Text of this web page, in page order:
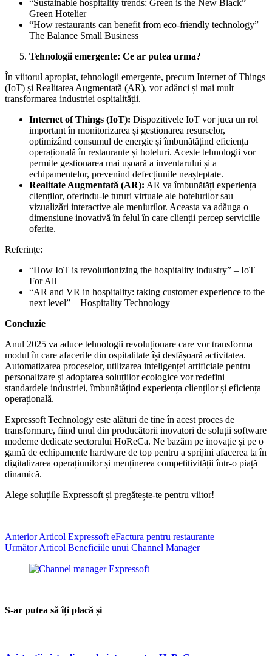
“Sustainable hospitality trends: Green is the New Black” –
Green Hotelier
“How restaurants can benefit from eco-friendly technology” –
The Balance Small Business
Tehnologii emergente: Ce ar putea urma?
În viitorul apropiat, tehnologii emergente, precum Internet of Things
(IoT) și Realitatea Augmentată (AR), vor adânci și mai mult
transformarea industriei ospitalității.
Internet of Things (IoT): Dispozitivele IoT vor juca un rol
important în monitorizarea și gestionarea resurselor,
optimizând consumul de energie și îmbunătățind eficiența
operațională în restaurante și hoteluri. Aceste tehnologii vor
permite gestionarea mai ușoară a inventarului și a
echipamentelor, prevenind defecțiunile neașteptate.
Realitate Augmentată (AR): AR va îmbunătăți experiența
clienților, oferindu-le tururi virtuale ale hotelurilor sau
vizualizări interactive ale meniurilor. Aceasta va adăuga o
dimensiune inovativă în felul în care clienții percep serviciile
oferite.
Referințe:
“How IoT is revolutionizing the hospitality industry” – IoT
For All
“AR and VR in hospitality: taking customer experience to the
next level” – Hospitality Technology
Concluzie
Anul 2025 va aduce tehnologii revoluționare care vor transforma
modul în care afacerile din ospitalitate își desfășoară activitatea.
Automatizarea proceselor, utilizarea inteligenței artificiale pentru
personalizare și adoptarea soluțiilor ecologice vor redefini
standardele industriei, îmbunătățind experiența clienților și eficiența
operațională.
Expressoft Technology este alături de tine în acest proces de
transformare, fiind unul din producătorii inovatori de soluții software
moderne dedicate sectorului HoReCa. Ne bazăm pe inovație și pe o
gamă de echipamente hardware de top pentru a sprijini afacerea ta în
digitalizarea operațiunilor și menținerea competitivității într-o piață
dinamică.
Alege soluțiile Expressoft și pregătește-te pentru viitor!
AnteriorArticol Expressoft eFactura pentru restaurante
UrmătorArticol Beneficiile unui Channel Manager
S-ar putea să îți placă și